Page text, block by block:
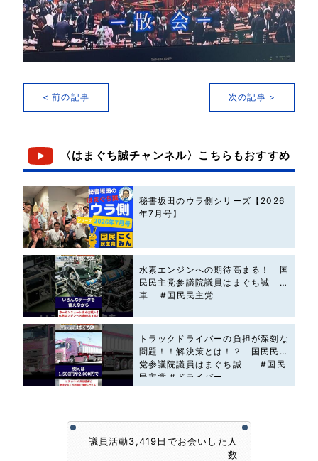
< 前の記事 次の記事 >
〈はまぐち誠チャンネル〉こちらもおすすめ
秘書坂田のウラ側シリーズ【2026
年7月号】
水素エンジンへの期待高まる！ 国
民民主党参議院議員はまぐち誠 #
車 #国民民主党
トラックドライバーの負担が深刻な
問題！！解決策とは！？ 国民民主
党参議院議員はまぐち誠 #国民
民主党 #ドライバー
議員活動3,419日でお会いした人
数